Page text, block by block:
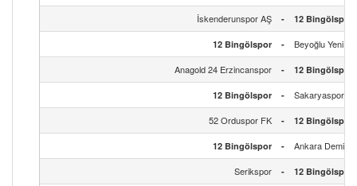
İskenderunspor AŞ
- 12 Bingölspor
12 Bingölspor -
Beyoğlu Yeni
Anagold 24 Erzincanspor
- 12 Bingölspor
12 Bingölspor -
Sakaryaspor
52 Orduspor FK
- 12 Bingölspor
12 Bingölspor -
Ankara
Serikspor
- 12 Bingölspor